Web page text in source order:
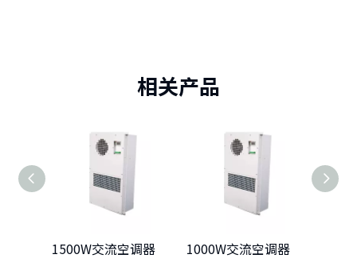
相关产品
1500W交流空调器 1000W交流空调器